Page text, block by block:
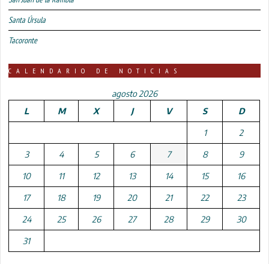
Santa Úrsula
Tacoronte
CALENDARIO DE NOTICIAS
agosto 2026
L
M X J V S D
1 2
3 4 5 6 7 8 9
10 11 12 13 14 15 16
17 18 19 20 21 22 23
24 25 26 27 28 29 30
31